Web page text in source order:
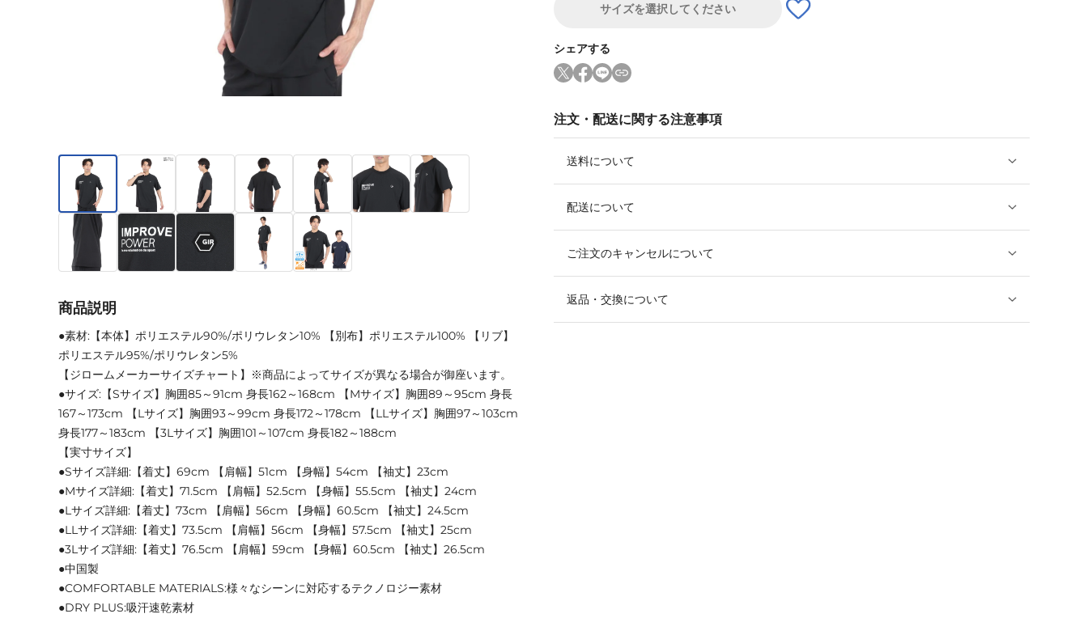
サイズを選択してください
シェアする
注文・配送に関する注意事項
送料について
配送について
ご注文のキャンセルについて
返品・交換について
商品説明
●素材:【本体】ポリエステル90%/ポリウレタン10% 【別布】ポリエステル100% 【リブ】
ポリエステル95%/ポリウレタン5%
【ジロームメーカーサイズチャート】※商品によってサイズが異なる場合が御座います。
●サイズ:【Sサイズ】胸囲85～91cm 身長162～168cm 【Mサイズ】胸囲89～95cm 身長
167～173cm 【Lサイズ】胸囲93～99cm 身長172～178cm 【LLサイズ】胸囲97～103cm
身長177～183cm 【3Lサイズ】胸囲101～107cm 身長182～188cm
【実寸サイズ】
●Sサイズ詳細:【着丈】69cm 【肩幅】51cm 【身幅】54cm 【袖丈】23cm
●Mサイズ詳細:【着丈】71.5cm 【肩幅】52.5cm 【身幅】55.5cm 【袖丈】24cm
●Lサイズ詳細:【着丈】73cm 【肩幅】56cm 【身幅】60.5cm 【袖丈】24.5cm
●LLサイズ詳細:【着丈】73.5cm 【肩幅】56cm 【身幅】57.5cm 【袖丈】25cm
●3Lサイズ詳細:【着丈】76.5cm 【肩幅】59cm 【身幅】60.5cm 【袖丈】26.5cm
●中国製
●COMFORTABLE MATERIALS:様々なシーンに対応するテクノロジー素材
●DRY PLUS:吸汗速乾素材